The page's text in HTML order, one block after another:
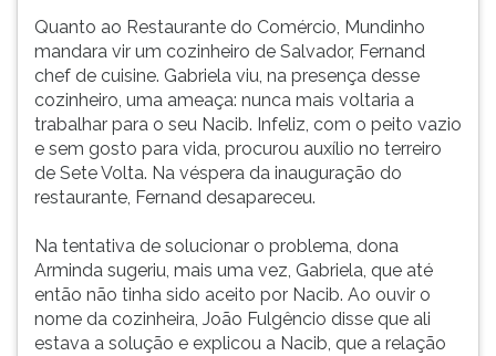
Quanto ao Restaurante do Comércio, Mundinho
mandara vir um cozinheiro de Salvador, Fernand
chef de cuisine. Gabriela viu, na presença desse
cozinheiro, uma ameaça: nunca mais voltaria a
trabalhar para o seu Nacib. Infeliz, com o peito vazio
e sem gosto para vida, procurou auxílio no terreiro
de Sete Volta. Na véspera da inauguração do
restaurante, Fernand desapareceu.
Na tentativa de solucionar o problema, dona
Arminda sugeriu, mais uma vez, Gabriela, que até
então não tinha sido aceito por Nacib. Ao ouvir o
nome da cozinheira, João Fulgêncio disse que ali
estava a solução e explicou a Nacib, que a relação